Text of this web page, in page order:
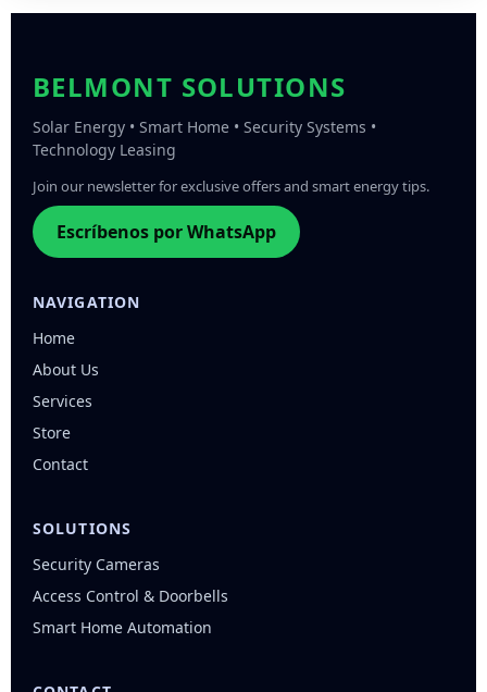
BELMONT SOLUTIONS
Solar Energy • Smart Home • Security Systems •
Technology Leasing
Join our newsletter for exclusive offers and smart energy tips.
Escríbenos por WhatsApp
NAVIGATION
Home
About Us
Services
Store
Contact
SOLUTIONS
Security Cameras
Access Control & Doorbells
Smart Home Automation